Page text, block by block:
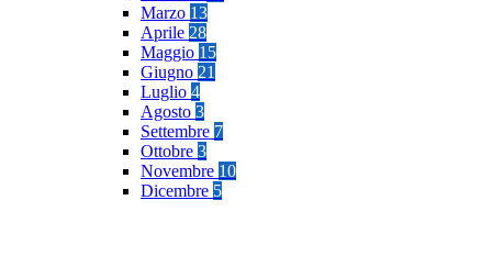
Marzo 13
Aprile 28
Maggio 15
Giugno 21
Luglio 4
Agosto 3
Settembre 7
Ottobre 3
Novembre 10
Dicembre 5